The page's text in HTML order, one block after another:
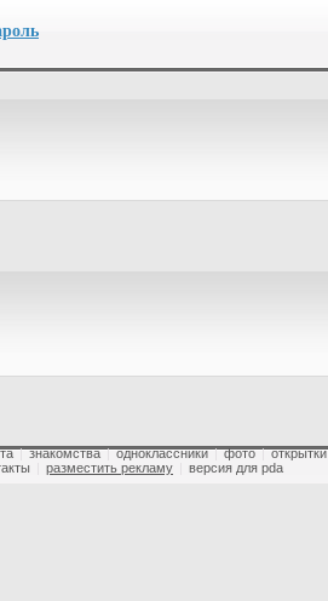
| знакомства | одноклассники | фото | открытки
разместить рекламу версия для pda